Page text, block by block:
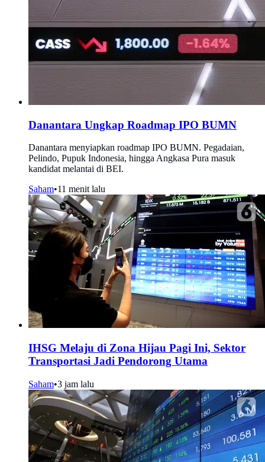
Danantara Ungkap Roadmap IPO BUMN
Danantara menyiapkan roadmap IPO BUMN. Pegadaian,
Pelindo, Pupuk Indonesia, hingga Angkasa Pura masuk
kandidat melantai di BEI.
Saham•11 menit lalu
IHSG Melaju di Zona Hijau Pagi Ini, Sektor
Transportasi Jadi Pendorong Utama
Saham•3 jam lalu